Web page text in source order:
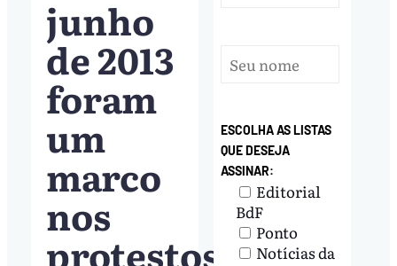
junho
de 2013
foram
um
marco
nos
protestos
ESCOLHA AS LISTAS
QUE DESEJA
ASSINAR:
Editorial
BdF
Ponto
Notícias da